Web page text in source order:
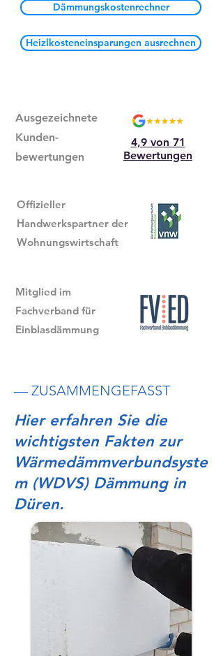
Dämmungskostenrechner
Heizlkosteneinsparungen ausrechnen
Ausgezeichnete
Kunden-
bewertungen
4,9 von 71
Bewertungen
Offizieller
Handwerkspartner der
Wohnungswirtschaft
Mitglied im
Fachverband für
Einblasdämmung
— ZUSAMMENGEFASST
Hier erfahren Sie die
wichtigsten Fakten zur
Wärmedämmverbundsyste
m (WDVS) Dämmung in
Düren.